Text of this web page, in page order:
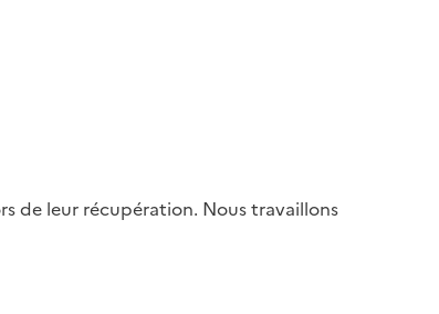
de leur récupération. Nous travaillons